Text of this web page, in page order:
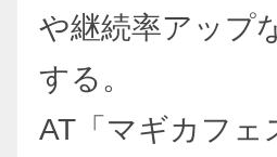
や継続率アップ
する。
AT「マギカフェ